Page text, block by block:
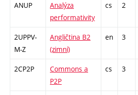
ANUP
Analýza
performativity
cs 2
2UPPV-
M-Z
Angličtina B2
(zimní)
en 3
2CP2P
Commons a
P2P
cs 3